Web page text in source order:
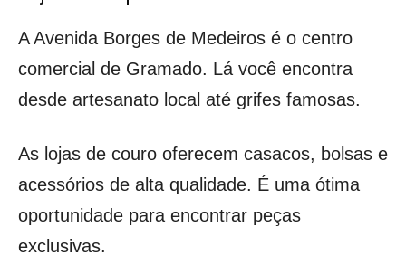
A Avenida Borges de Medeiros é o centro
comercial de Gramado. Lá você encontra
desde artesanato local até grifes famosas.
As lojas de couro oferecem casacos, bolsas e
acessórios de alta qualidade. É uma ótima
oportunidade para encontrar peças
exclusivas.